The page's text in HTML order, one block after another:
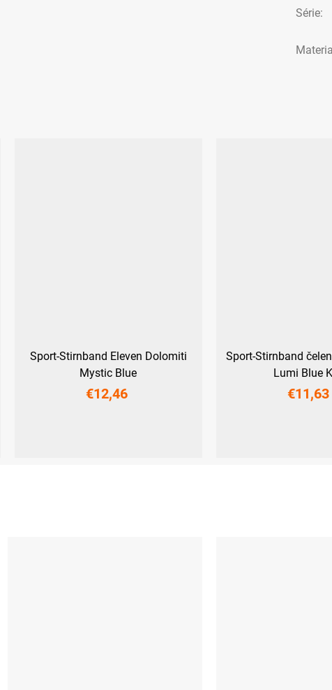
Série:
Sport-Stirnband Eleven Dolomiti
Mystic Blue
€12,46
Sport-Stirnband
Lumi Blue
€11,63